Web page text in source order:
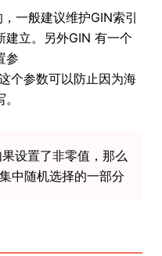
一般建议维护GIN索引
建立。另外GIN 有一个
参
这个参数可以防止因为海
设置了非零值，那么
中随机选择的一部分